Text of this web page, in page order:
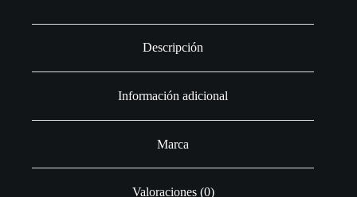
Descripción
Información adicional
Marca
Valoraciones (0)